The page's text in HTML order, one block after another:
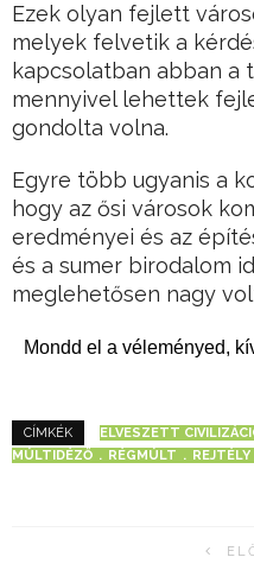
Ezek olyan fejlett
melyek felvetik a
kapcsolatban abban a
mennyivel lehettek
gondolta volna.
Egyre több ugyanis a
hogy az ősi városok
eredményei és az
és a sumer birodalom
meglehetősen nagy
Mondd el a véleményed,
CÍMKÉK ELVESZETT
MÚLTIDÉZŐ
RÉGMÚLT REJTÉLY